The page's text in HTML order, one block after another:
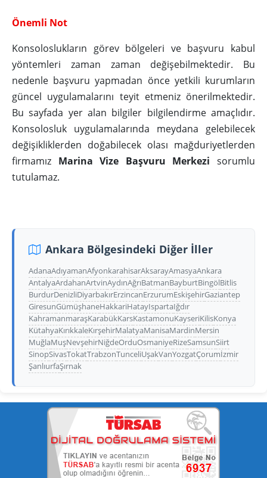
Önemli Not
Konsoloslukların görev bölgeleri ve başvuru kabul
yöntemleri zaman zaman değişebilmektedir. Bu
nedenle başvuru yapmadan önce yetkili kurumların
güncel uygulamalarını teyit etmeniz önerilmektedir.
Bu sayfada yer alan bilgiler bilgilendirme amaçlıdır.
Konsolosluk uygulamalarında meydana gelebilecek
değişikliklerden doğabilecek olası mağduriyetlerden
firmamız Marina Vize Başvuru Merkezi sorumlu
tutulamaz.
Ankara Bölgesindeki Diğer İller
AdanaAdıyamanAfyonkarahisarAksarayAmasyaAnkara
AntalyaArdahanArtvinAydınAğrıBatmanBayburtBingölBitlis
BurdurDenizliDiyarbakırErzincanErzurumEskişehirGaziantep
GiresunGümüşhaneHakkariHatayIspartaIğdır
KahramanmaraşKarabükKarsKastamonuKayseriKilisKonya
KütahyaKırıkkaleKırşehirMalatyaManisaMardinMersin
MuğlaMuşNevşehirNiğdeOrduOsmaniyeRizeSamsunSiirt
SinopSivasTokatTrabzonTunceliUşakVanYozgatÇorumİzmir
ŞanlıurfaŞırnak